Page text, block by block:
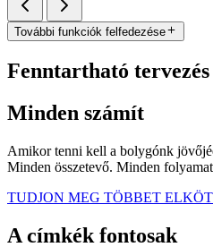
További funkciók felfedezése
Fenntartható tervezés
Minden számít
Amikor tenni kell a bolygónk
Minden összetevő. Minden
TUDJON MEG TÖBBET
A címkék fontosak